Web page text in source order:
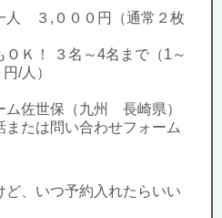
３,０００円（通常２枚
Ｋ！ ３名～4名まで（1～
/人）
ム佐世保（九州 長崎県）
または問い合わせフォーム
ど、いつ予約入れたらいい